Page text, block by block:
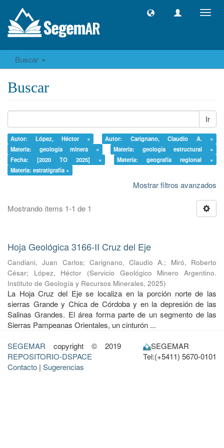
Buscar
Buscar
Ir
Autor: López, Héctor ×
Autor: Carignano, Claudio A. ×
Materia: geología minera ×
Materia: geología estructural ×
Fecha: [2020 TO 2025] ×
Materia: geografía regional ×
Materia: estratigrafía ×
Mostrar filtros avanzados
Mostrando ítems 1-1 de 1
Hoja Geológica 3166-II Cruz del Eje
Candiani, Juan Carlos; Carignano, Claudio A.; Miró, Roberto
César; López, Héctor (Servicio Geológico Minero Argentino.
Instituto de Geología y Recursos Minerales, 2025)
La Hoja Cruz del Eje se localiza en la porción norte de las
sierras Grande y Chica de Córdoba y en la depresión de las
Salinas Grandes. El área forma parte de un segmento de las
Sierras Pampeanas Orientales, un cinturón ...
SEGEMAR copyright © 2019
REPOSITORIO-DSPACE
Contacto | Sugerencias
SEGEMAR
Tel:(+5411) 5670-0101